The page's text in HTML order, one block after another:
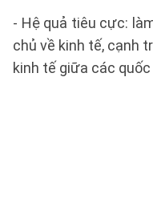
- Hệ quả tiêu cực:
chủ về kinh tế, cạnh
kinh tế giữa các